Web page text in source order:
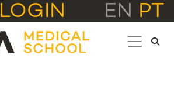
LOGIN EN PT